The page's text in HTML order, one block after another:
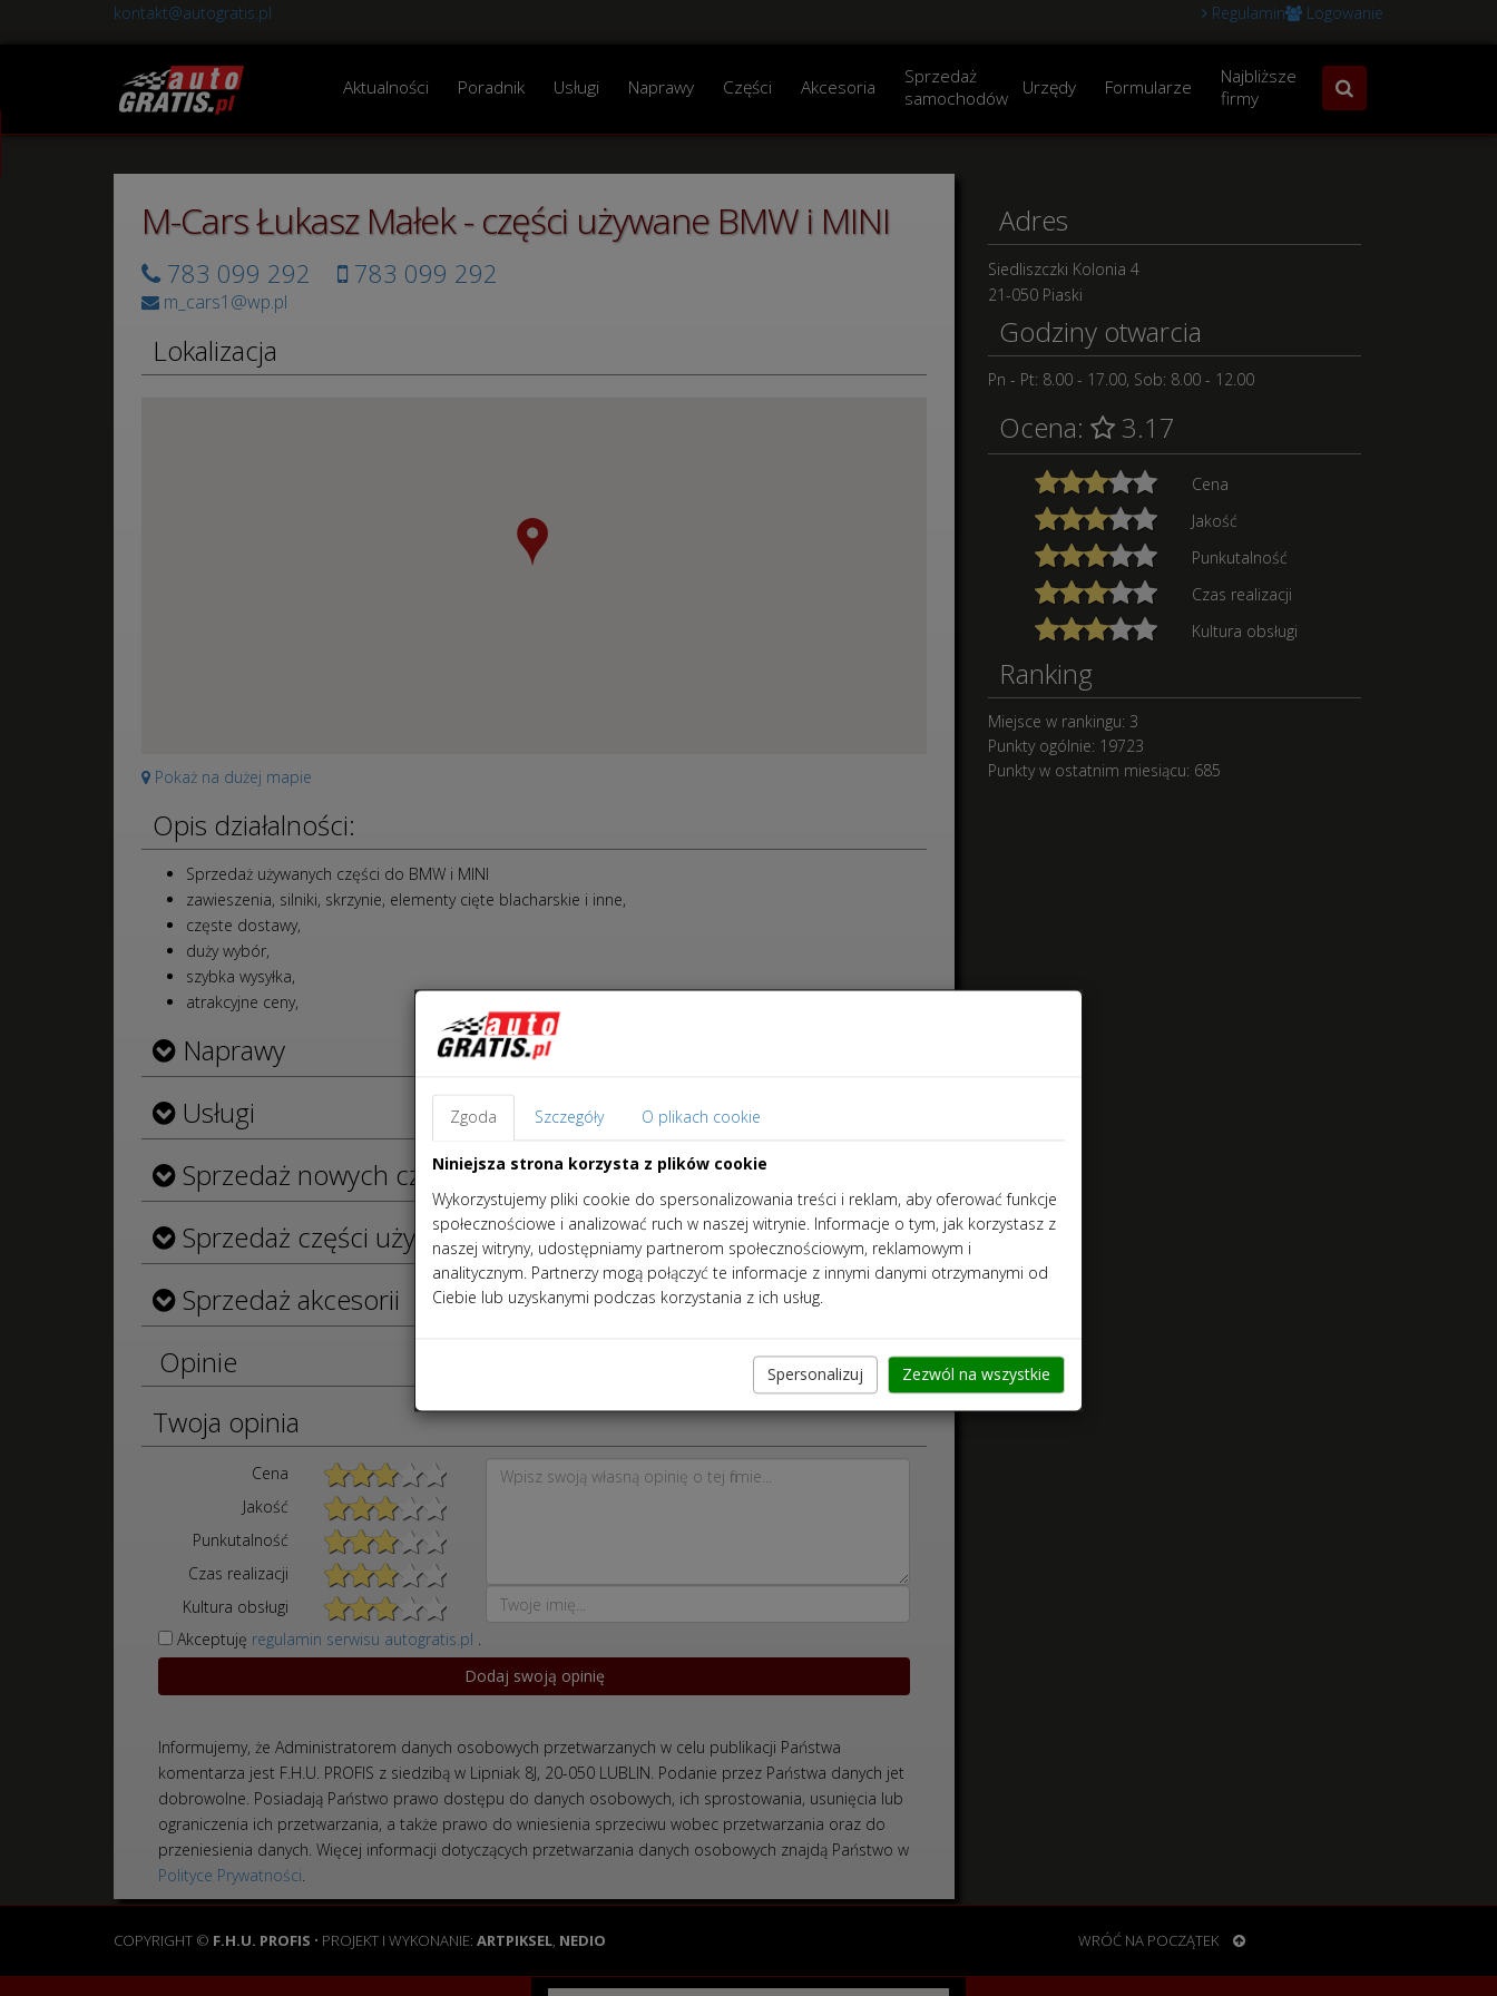
kontakt@autogratis.pl Logowanie
Regulamin
Aktualności Poradnik Usługi Naprawy Części Akcesoria
Sprzedaż
samochodów
Urzędy Formularze
Najbliższe
firmy
M-Cars Łukasz Małek - części używane BMW i MINI
783 099 292 783 099 292
m_cars1@wp.pl
Lokalizacja
Pokaż na dużej mapie
Opis działalności:
Sprzedaż używanych części do BMW i MINI
zawieszenia, silniki, skrzynie, elementy cięte blacharskie i inne,
częste dostawy,
duży wybór,
szybka wysyłka,
atrakcyjne ceny,
Naprawy
Usługi
Sprzedaż nowych części
Sprzedaż części używanych
Sprzedaż akcesorii
Opinie
Twoja opinia
Cena
Jakość
Punkutalność
Czas realizacji
Kultura obsługi
Akceptuję regulamin serwisu autogratis.pl .
Informujemy, że Administratorem danych osobowych przetwarzanych w celu publikacji Państwa
komentarza jest F.H.U. PROFIS z siedzibą w Lipniak 8J, 20-050 LUBLIN. Podanie przez Państwa danych jet
dobrowolne. Posiadają Państwo prawo dostępu do danych osobowych, ich sprostowania, usunięcia lub
ograniczenia ich przetwarzania, a także prawo do wniesienia sprzeciwu wobec przetwarzania oraz do
przeniesienia danych. Więcej informacji dotyczących przetwarzania danych osobowych znajdą Państwo w
Polityce Prywatności.
Adres
Siedliszczki Kolonia 4
21-050 Piaski
Godziny otwarcia
Pn - Pt: 8.00 - 17.00, Sob: 8.00 - 12.00
Ocena: 3.17
Cena
Jakość
Punkutalność
Czas realizacji
Kultura obsługi
Ranking
Miejsce w rankingu: 3
Punkty ogólnie: 19723
Punkty w ostatnim miesiącu: 685
COPYRIGHT © F.H.U. PROFIS • PROJEKT I WYKONANIE: ARTPIKSEL, NEDIO WRÓĆ NA POCZĄTEK
Zgoda Szczegóły O plikach cookie
Niniejsza strona korzysta z plików cookie
Wykorzystujemy pliki cookie do spersonalizowania treści i reklam, aby oferować funkcje
społecznościowe i analizować ruch w naszej witrynie. Informacje o tym, jak korzystasz z
naszej witryny, udostępniamy partnerom społecznościowym, reklamowym i
analitycznym. Partnerzy mogą połączyć te informacje z innymi danymi otrzymanymi od
Ciebie lub uzyskanymi podczas korzystania z ich usług.
Spersonalizuj Zezwól na wszystkie